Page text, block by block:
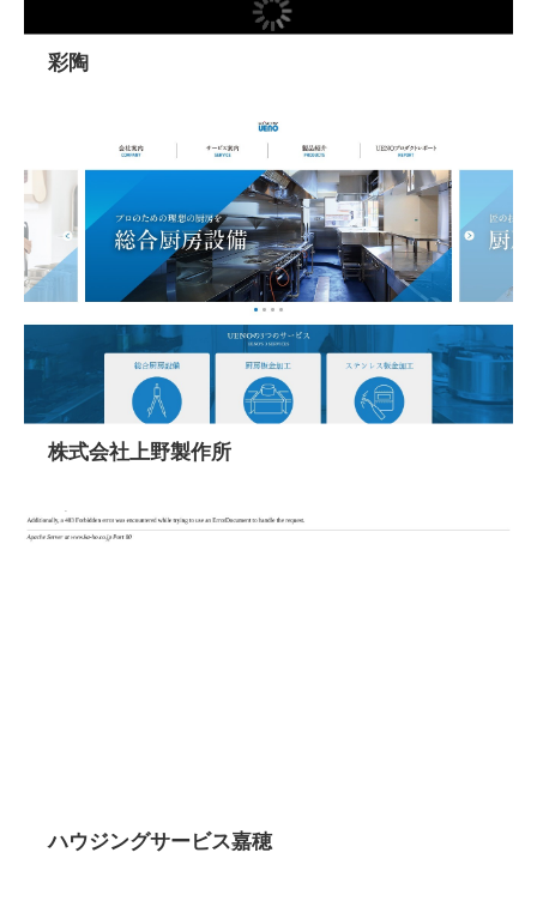
彩陶
株式会社上野製作所
ハウジングサービス嘉穂